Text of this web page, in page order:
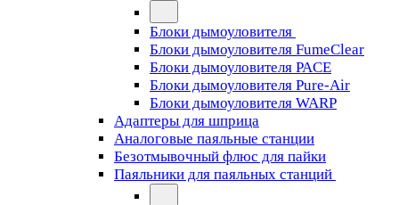
Блоки дымоуловителя
Блоки дымоуловителя FumeClear
Блоки дымоуловителя PACE
Блоки дымоуловителя Pure-Air
Блоки дымоуловителя WARP
Адаптеры для шприца
Аналоговые паяльные станции
Безотмывочный флюс для пайки
Паяльники для паяльных станций